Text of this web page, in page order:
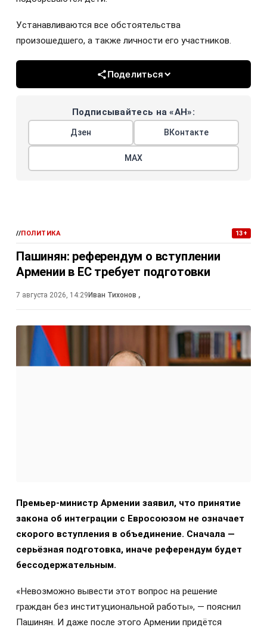
Устанавливаются все обстоятельства
произошедшего, а также личности его участников.
Поделиться
Подписывайтесь на «АН»:
Дзен ВКонтакте
МАХ
//ПОЛИТИКА 13+
Пашинян: референдум о вступлении
Армении в ЕС требует подготовки
7 августа 2026, 14:29 Иван Тихонов ,
Премьер-министр Армении заявил, что принятие
закона об интеграции с Евросоюзом не означает
скорого вступления в объединение. Сначала —
серьёзная подготовка, иначе референдум будет
бессодержательным.
«Невозможно вывести этот вопрос на решение
граждан без институциональной работы», — пояснил
Пашинян. И даже после этого Армении придётся